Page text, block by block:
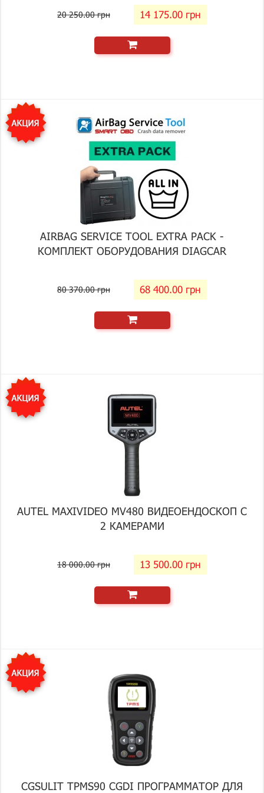
20 250.00 грн 14 175.00 грн
AIRBAG SERVICE TOOL EXTRA PACK -
КОМПЛЕКТ ОБОРУДОВАНИЯ DIAGCAR
80 370.00 грн 68 400.00 грн
AUTEL MAXIVIDEO MV480 ВИДЕОЕНДОСКОП С
2 КАМЕРАМИ
18 000.00 грн 13 500.00 грн
CGSULIT TPMS90 CGDI ПРОГРАММАТОР ДЛЯ